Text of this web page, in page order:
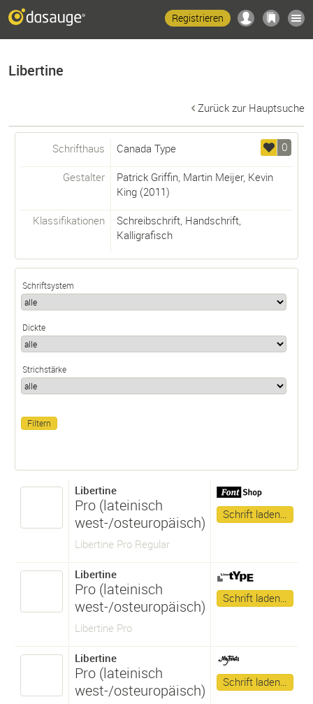
Registrieren
Libertine
Zurück zur Hauptsuche
0
Schrifthaus Canada Type
Gestalter Patrick Griffin, Martin Meijer, Kevin
King(2011)
Klassifikationen Schreibschrift, Handschrift,
Kalligrafisch
Schriftsystem
Dickte
Strichstärke
Libertine
Pro (lateinisch
west-/osteuropäisch)
Libertine Pro Regular
Schrift laden…
Libertine
Pro (lateinisch
west-/osteuropäisch)
Libertine Pro
Schrift laden…
Libertine
Pro (lateinisch
west-/osteuropäisch)
Schrift laden…